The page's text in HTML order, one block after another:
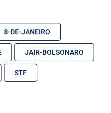
8-DE-JANEIRO
JAIR-BOLSONARO
STF